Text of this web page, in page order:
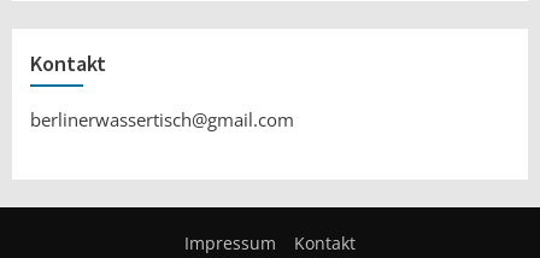
Kontakt
berlinerwassertisch@gmail.com
Impressum Kontakt